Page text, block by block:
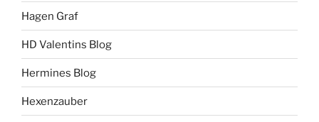
Hagen Graf
HD Valentins Blog
Hermines Blog
Hexenzauber